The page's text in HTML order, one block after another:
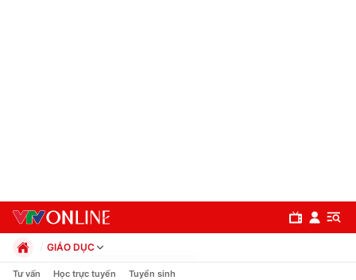
GIÁO DỤC
Chính trị
Tư vấn Học trực tuyến Tuyển sinh